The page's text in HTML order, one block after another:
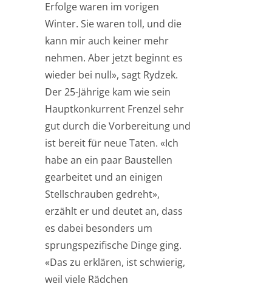
Erfolge waren im vorigen
Winter. Sie waren toll, und die
kann mir auch keiner mehr
nehmen. Aber jetzt beginnt es
wieder bei null», sagt Rydzek.
Der 25-Jährige kam wie sein
Hauptkonkurrent Frenzel sehr
gut durch die Vorbereitung und
ist bereit für neue Taten. «Ich
habe an ein paar Baustellen
gearbeitet und an einigen
Stellschrauben gedreht»,
erzählt er und deutet an, dass
es dabei besonders um
sprungspezifische Dinge ging.
«Das zu erklären, ist schwierig,
weil viele Rädchen